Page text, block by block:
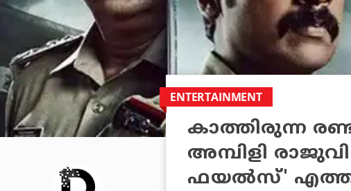
ENTERTAINMENT
കാത്തിരുന്ന
അമ്പിളി
ഫയല്‍സ്'